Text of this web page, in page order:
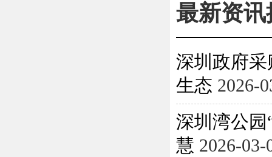
最新资讯
深圳政府
生态 2026-
深圳湾公
慧 2026-03-